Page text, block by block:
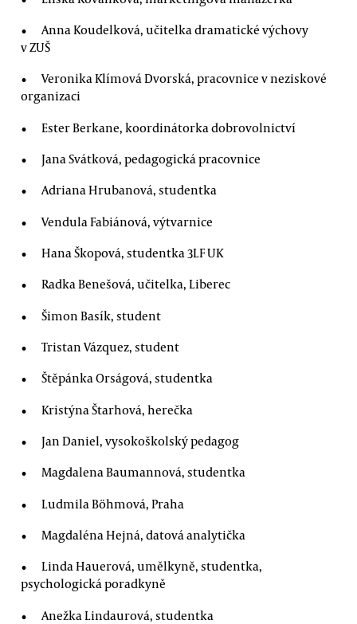
Anna Koudelková, učitelka dramatické výchovy
v ZUŠ
Veronika Klímová Dvorská, pracovnice v neziskové
organizaci
Ester Berkane, koordinátorka dobrovolnictví
Jana Svátková, pedagogická pracovnice
Adriana Hrubanová, studentka
Vendula Fabiánová, výtvarnice
Hana Škopová, studentka 3LF UK
Radka Benešová, učitelka, Liberec
Šimon Basík, student
Tristan Vázquez, student
Štěpánka Orságová, studentka
Kristýna Štarhová, herečka
Jan Daniel, vysokoškolský pedagog
Magdalena Baumannová, studentka
Ludmila Böhmová, Praha
Magdaléna Hejná, datová analytička
Linda Hauerová, umělkyně, studentka,
psychologická poradkyně
Anežka Lindaurová, studentka